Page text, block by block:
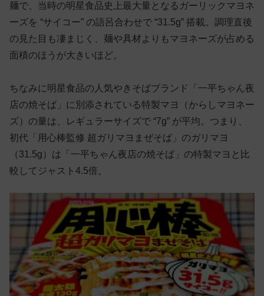
麺で、当時の明星食品史上最大量となるガーリックマヨネ
ーズを “サイコー” の語呂合わせで “31.5g” 搭載。調理直後
の見た目も凄まじく、麺や具材よりもマヨネーズが占める
面積のほうが大きいほど。
ちなみに明星食品の人気やきそばブランド「一平ちゃん夜
店の焼そば」に別添されている特製マヨ（からしマヨネー
ズ）の量は、レギュラーサイズで “7g” が平均。つまり、
初代「用心棒監修 超ガリマヨまぜそば」のガリマヨ
（31.5g）は「一平ちゃん夜店の焼そば」の特製マヨと比
較してジャスト4.5倍。